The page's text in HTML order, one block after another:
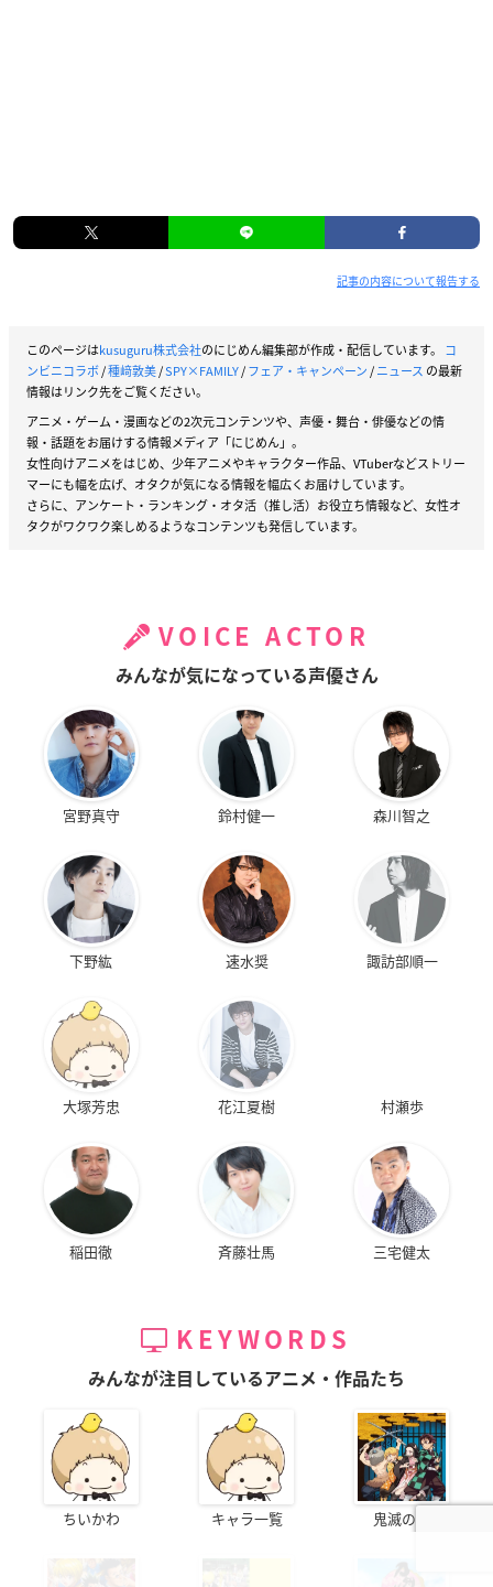
記事の内容について報告する
このページはkusuguru株式会社のにじめん編集部が作成・配信しています。 コ
ンビニコラボ/種﨑敦美/SPY×FAMILY/フェア・キャンペーン/ニュース の最新
情報はリンク先をご覧ください。
アニメ・ゲーム・漫画などの2次元コンテンツや、声優・舞台・俳優などの情
報・話題をお届けする情報メディア「にじめん」。
女性向けアニメをはじめ、少年アニメやキャラクター作品、VTuberなどストリー
マーにも幅を広げ、オタクが気になる情報を幅広くお届けしています。
さらに、アンケート・ランキング・オタ活（推し活）お役立ち情報など、女性オ
タクがワクワク楽しめるようなコンテンツも発信しています。
VOICE ACTOR
みんなが気になっている声優さん
宮野真守 鈴村健一 森川智之
下野紘 速水奨 諏訪部順一
大塚芳忠 花江夏樹 村瀬歩
稲田徹 斉藤壮馬 三宅健太
KEYWORDS
みんなが注目しているアニメ・作品たち
ちいかわ キャラ一覧 鬼滅の刃